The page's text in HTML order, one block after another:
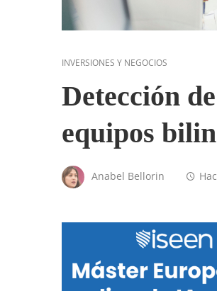
INVERSIONES Y NEGOCIOS
Detección
equipos
Anabel Bellorin